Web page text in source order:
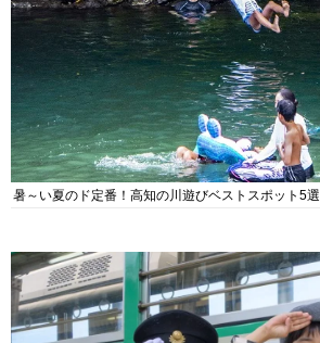
暑～い夏のド定番！高知の川遊びベストスポット5選